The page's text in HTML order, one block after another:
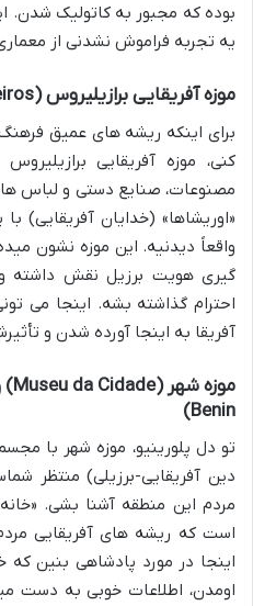
بوده که مجبور به کاتولیک شدن.
یه تجربه فراموش نشدنی از
موزه آفریقایی برازیلیروس (Museu Afro-Brasileiros)
برای اینکه ریشه های عمیق فرهنگ
کنی، موزه آفریقایی
مصنوعات، صنایع دستی و لباس
«اوریشاها» (خدایان
واقعاً دیدنیه. این موزه نشون
گیری هویت برزیل نقش داشته
احترام گذاشته بشه. اینجا می
آفریقا به اینجا آورده شدن و
Benin)
تو دل پلورینیو، موزه شهر با
دین آفریقایی-برزیلی) منتظر
مردم این منطقه آشنا بشی.
است که ریشه های آفریقایی
اینجا در مورد پادشاهی بنین که
اومدن، اطلاعات خوبی به دست